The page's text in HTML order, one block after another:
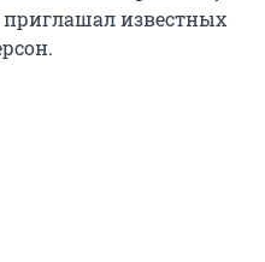
известных